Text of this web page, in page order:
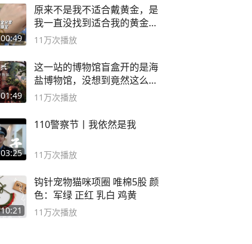
00:49
原来不是我不适合戴黄金，是
我一直没找到适合我的黄金
😭
11万次播放
01:49
这一站的博物馆盲盒开的是海
盐博物馆，没想到竟然这么好
逛！
11万次播放
03:25
110警察节丨我依然是我
11万次播放
10:21
钩针宠物猫咪项圈 唯棉5股 颜
色：军绿 正红 乳白 鸡黄
11万次播放